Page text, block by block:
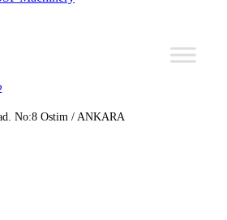
No:8 Ostim / ANKARA